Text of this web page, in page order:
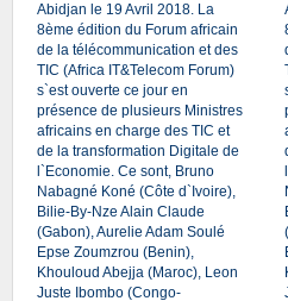
Abidjan le 19 Avril 2018. La
8ème édition du Forum africain
de la télécommunication et des
TIC (Africa IT&Telecom Forum)
s`est ouverte ce jour en
présence de plusieurs Ministres
africains en charge des TIC et
de la transformation Digitale de
l`Economie. Ce sont, Bruno
Nabagné Koné (Côte d`Ivoire),
Bilie-By-Nze Alain Claude
(Gabon), Aurelie Adam Soulé
Epse Zoumzrou (Benin),
Khouloud Abejja (Maroc), Leon
Juste Ibombo (Congo-